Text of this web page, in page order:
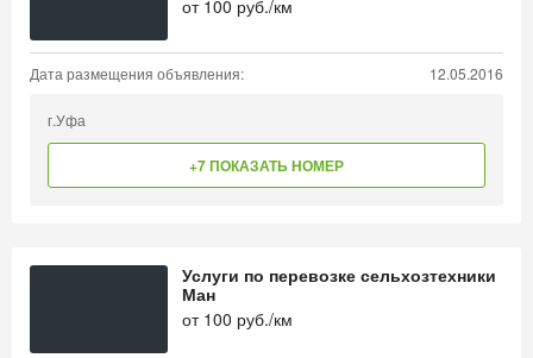
от 100 руб./км
Дата размещения объявления: 12.05.2016
г.Уфа
+7 ПОКАЗАТЬ НОМЕР
Услуги по перевозке сельхозтехники
Ман
от 100 руб./км